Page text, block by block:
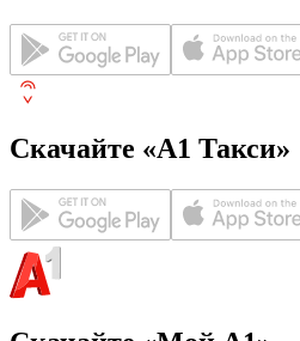
Скачайте «А1 Такси»